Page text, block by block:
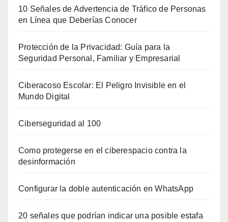
10 Señales de Advertencia de Tráfico de Personas
en Línea que Deberías Conocer
Protección de la Privacidad: Guía para la
Seguridad Personal, Familiar y Empresarial
Ciberacoso Escolar: El Peligro Invisible en el
Mundo Digital
Ciberseguridad al 100
Como protegerse en el ciberespacio contra la
desinformación
Configurar la doble autenticación en WhatsApp
20 señales que podrían indicar una posible estafa